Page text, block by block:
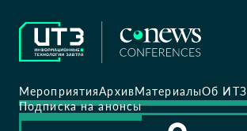
МероприятияАрхивМатериалыОб ИТЗ
Подписка на анонсы